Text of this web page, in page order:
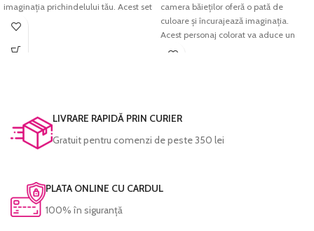
imaginația prichindelului tău. Acest set
modern de personaje colorate va
aduce un plus de culoare și energie
pozitivă pentru orice dormitor de copii
cromatica excelentă și densitatea
maximă pentru negru. Culorile sunt
garantate să reziste perioade foarte
lungi de timp fără a-și pierde din
Fiecare tablou este prelucrat manual și
verificat cu atenție înainte de a fi
expediat.
camera băieților oferă o pată de
culoare și încurajează imaginația.
Acest personaj colorat va aduce un
plus de culoare și energie pozitivă
cromatica excelentă și densitatea
maximă pentru negru. Culorile sunt
LIVRARE RAPIDĂ PRIN CURIER
Gratuit pentru comenzi de peste 350 lei
PLATA ONLINE CU CARDUL
100% în siguranță